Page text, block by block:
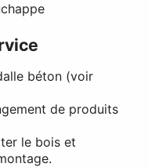
béton (voir
de produits
le bois et